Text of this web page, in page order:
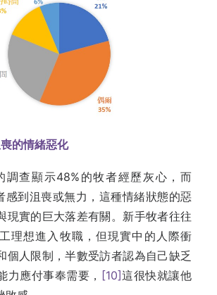
的情緒惡化
調查顯示48%的牧者經歷灰心，而
感到沮喪或無力，這種情緒狀態的惡
現實的巨大落差有關。新手牧者往往
理想進入牧職，但現實中的人際衝
個人限制，半數受訪者認為自己缺乏
力應付事奉需要， [10]這很快就讓他